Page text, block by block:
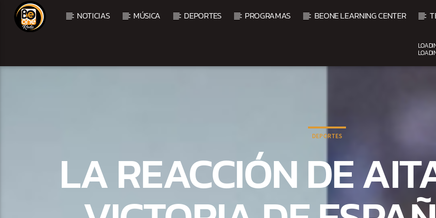
NOTICIAS MÚSICA DEPORTES PROGRAMAS BEONE LEARNING CENTER
DEPORTES
LA REACCIÓN DE